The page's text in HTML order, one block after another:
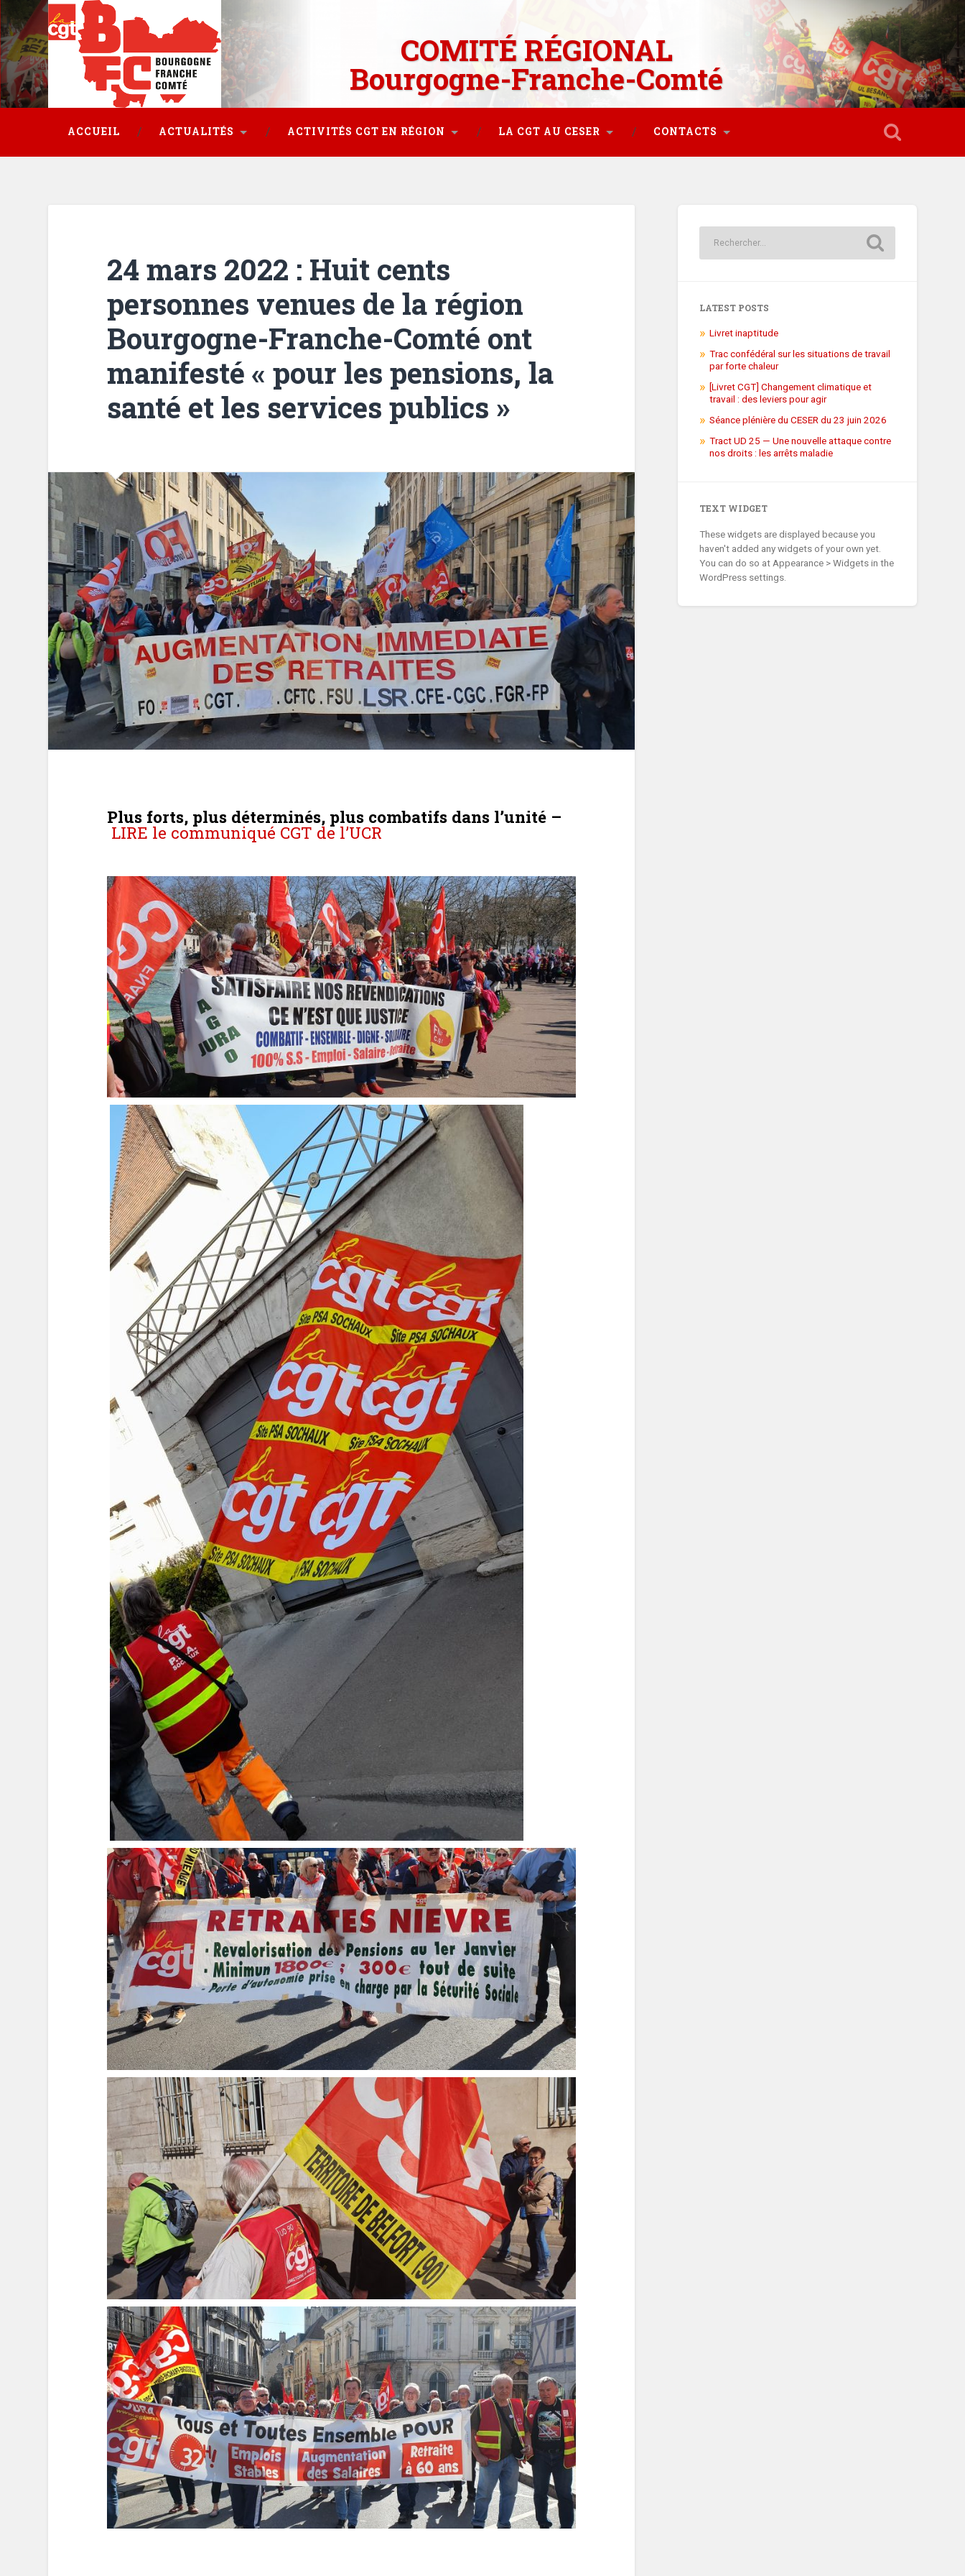
COMITÉ RÉGIONAL
Bourgogne-Franche-Comté
ACCUEIL ACTUALITÉS ACTIVITÉS CGT EN RÉGION LA CGT AU CESER CONTACTS
24 mars 2022 : Huit cents
personnes venues de la région
Bourgogne-Franche-Comté ont
manifesté « pour les pensions, la
santé et les services publics »
Plus forts, plus déterminés, plus combatifs dans l’unité –
LIRE le communiqué CGT de l’UCR
LATEST POSTS
Livret inaptitude
Trac confédéral sur les situations de travail
par forte chaleur
[Livret CGT] Changement climatique et
travail : des leviers pour agir
Séance plénière du CESER du 23 juin 2026
Tract UD 25 — Une nouvelle attaque contre
nos droits : les arrêts maladie
TEXT WIDGET
These widgets are displayed because you
haven't added any widgets of your own yet.
You can do so at Appearance > Widgets in the
WordPress settings.